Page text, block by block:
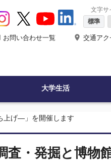
文字サ
標準
お問い合わせ一覧 place 交通ア
大学生活
上げ―」を開催します
査・発掘と博物